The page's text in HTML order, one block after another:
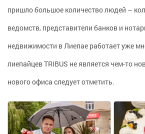
пришло большое количество людей –
ведомств, представители банков и
недвижимости в Лиепае работает уже
лиепайцев TRIBUS не является чем-то
нового офиса следует отметить.